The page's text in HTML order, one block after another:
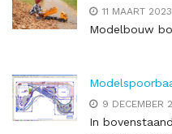
11 MAART 2023
Modelbouw
9 DECEMBER
In